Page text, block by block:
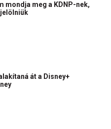
mondja meg a KDNP-nek,
át a Disney+